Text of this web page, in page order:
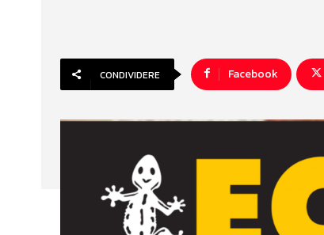
CONDIVIDERE Facebook